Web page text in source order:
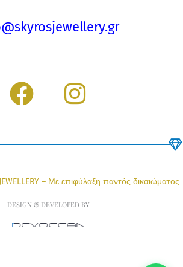
F
a
e
b
o
o
I
n
t
a
g
r
– Με επιφύλαξη παντός δικαιώματος
DESIGN & DEVELOPED BY